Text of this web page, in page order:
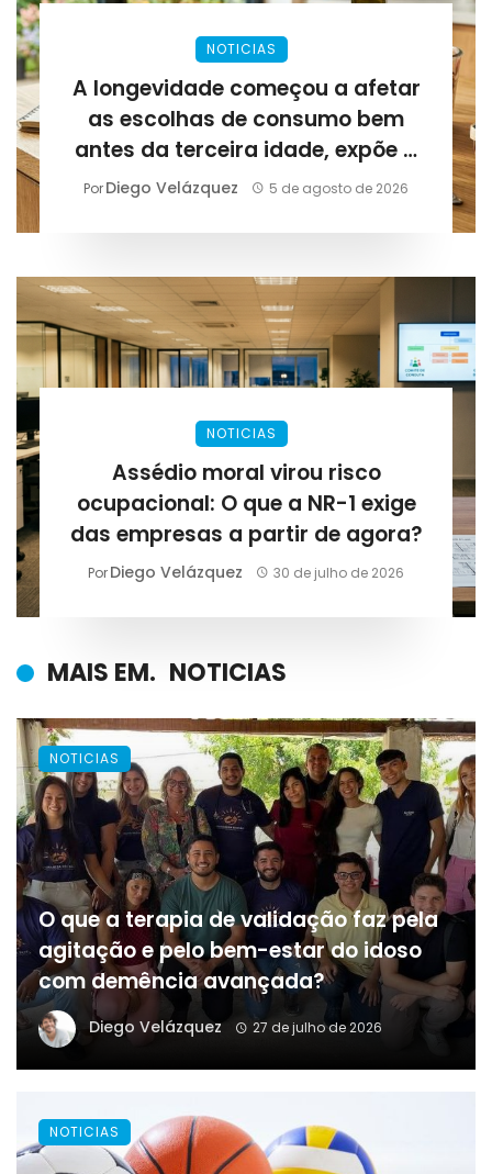
NOTICIAS
A longevidade começou a afetar
as escolhas de consumo bem
antes da terceira idade, expõe a
Lirius Suplementos
PorDiego Velázquez 5 de agosto de 2026
NOTICIAS
Assédio moral virou risco
ocupacional: O que a NR-1 exige
das empresas a partir de agora?
PorDiego Velázquez 30 de julho de 2026
MAIS EM. NOTICIAS
O que a terapia de validação faz pela
agitação e pelo bem-estar do idoso
com demência avançada?
Diego Velázquez 27 de julho de 2026
NOTICIAS
NOTICIAS